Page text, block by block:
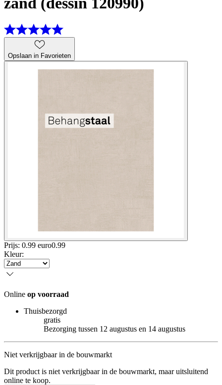
Opslaan in Favorieten
Prijs: 0.99 euro0.99
Kleur:
Online op voorraad
Thuisbezorgd
gratis
Bezorging tussen 12 augustus en 14 augustus
Niet verkrijgbaar in de bouwmarkt
Dit product is niet verkrijgbaar in de bouwmarkt, maar uitsluitend
online te koop.